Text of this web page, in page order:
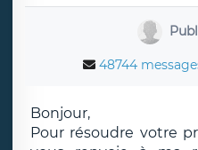
48744
Bonjour,
Pour résoudre votre